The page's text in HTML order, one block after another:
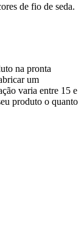
de fio de seda.
na pronta
um
varia entre 15 e
produto o quanto